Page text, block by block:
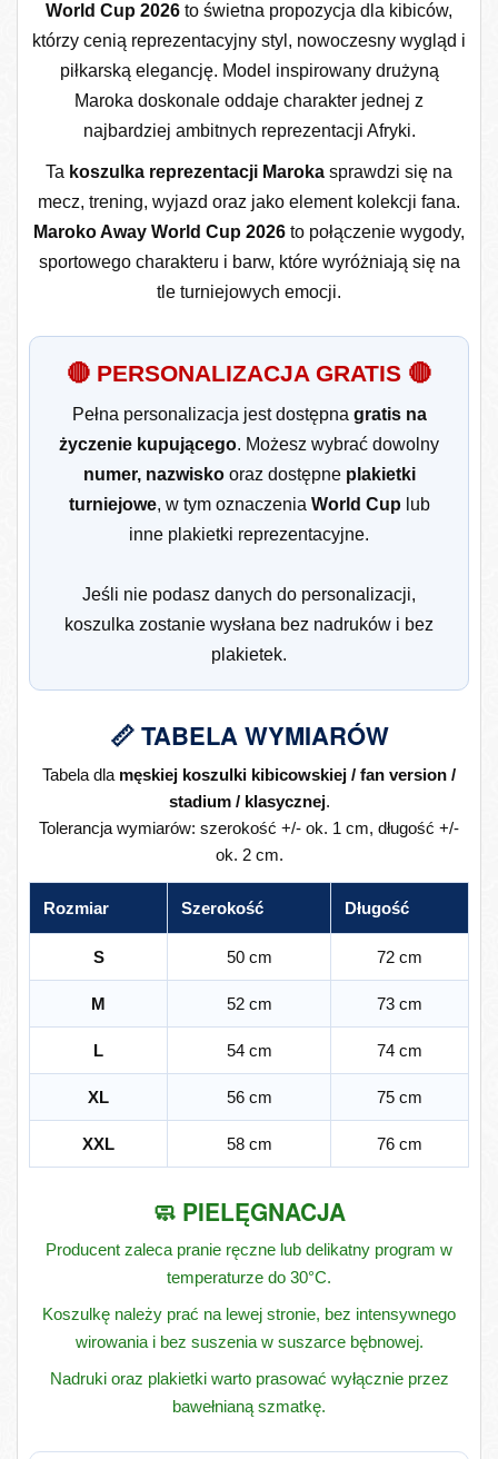
World Cup 2026 to świetna propozycja dla kibiców,
którzy cenią reprezentacyjny styl, nowoczesny wygląd i
piłkarską elegancję. Model inspirowany drużyną
Maroka doskonale oddaje charakter jednej z
najbardziej ambitnych reprezentacji Afryki.
Ta koszulka reprezentacji Maroka sprawdzi się na
mecz, trening, wyjazd oraz jako element kolekcji fana.
Maroko Away World Cup 2026 to połączenie wygody,
sportowego charakteru i barw, które wyróżniają się na
tle turniejowych emocji.
🔴 PERSONALIZACJA GRATIS 🔴
Pełna personalizacja jest dostępna gratis na
życzenie kupującego. Możesz wybrać dowolny
numer, nazwiskooraz dostępne plakietki
turniejowe, w tym oznaczenia World Cup lub
inne plakietki reprezentacyjne.
Jeśli nie podasz danych do personalizacji,
koszulka zostanie wysłana bez nadruków i bez
plakietek.
📏 TABELA WYMIARÓW
Tabela dla męskiej koszulki kibicowskiej / fan version /
stadium / klasycznej.
Tolerancja wymiarów: szerokość +/- ok. 1 cm, długość +/-
ok. 2 cm.
Rozmiar Szerokość Długość
S 50 cm 72 cm
M 52 cm 73 cm
L 54 cm 74 cm
XL 56 cm 75 cm
XXL 58 cm 76 cm
🧼 PIELĘGNACJA
Producent zaleca pranie ręczne lub delikatny program w
temperaturze do 30°C.
Koszulkę należy prać na lewej stronie, bez intensywnego
wirowania i bez suszenia w suszarce bębnowej.
Nadruki oraz plakietki warto prasować wyłącznie przez
bawełnianą szmatkę.